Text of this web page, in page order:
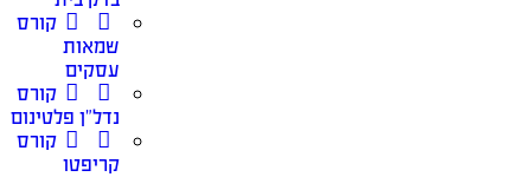
קורס
שמאות
עסקים
קורס
נדל”ן פלטינום
קורס
קריפטו